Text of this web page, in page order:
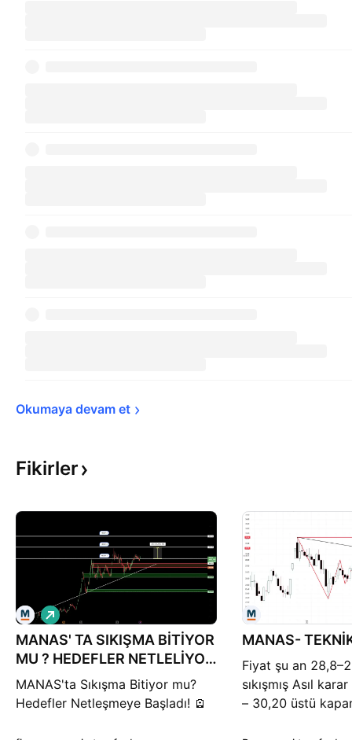
Okumaya devam et
Fikirler
MANAS' TA SIKIŞMA BİTİYOR
MU ? HEDEFLER NETLELİYOR
!!
MANAS'ta Sıkışma Bitiyor mu?
Hedefler Netleşmeye Başladı! 🪫
A
l
ı
ş
MANAS-
Fiyat şu an
sıkışmış Asıl
– 30,20 üstü